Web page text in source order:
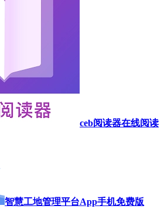
ceb阅读器在线阅读
智慧工地管理平台App手机免费版